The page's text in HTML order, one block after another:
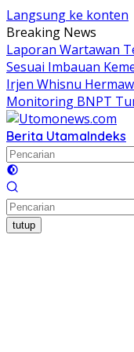
Langsung ke konten
Breaking News
Laporan Wartawan
Sesuai Imbauan
Irjen Whisnu
Monitoring BNPT
Berita UtamaIndeks
tutup